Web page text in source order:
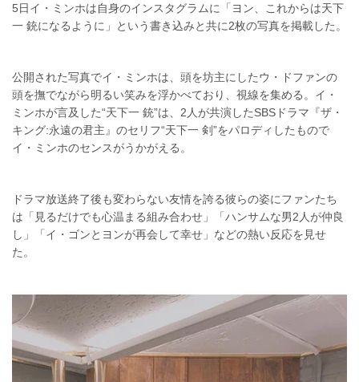
5日イ・ミンホは自身のインスタグラムに「ヨン、これからは天下
一 銃になるように」という書き込みと共に2枚の写真を掲載した。
公開された写真でイ・ミンホは、頭を坊主にしたウ・ドファンの
頭を撫でながら明るい笑みを浮かべており、視線を集める。イ・
ミンホが言及した“天下一 銃”は、2人が共演したSBSドラマ『ザ・
キング:永遠の君主』のセリフ“天下一 剣”をパロディしたもので
イ・ミンホのセンスがうかがえる。
ドラマ放送終了後も変わらない友情を誇る彼らの姿にファンたち
は「見るだけでも心温まる組み合わせ」「ハンサムな男2人が仲良
し」「イ・ゴンとヨンが再会して幸せ」などの熱い反応を見せ
た。